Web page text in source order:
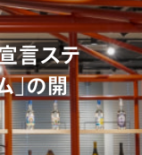
言ステ
」の開